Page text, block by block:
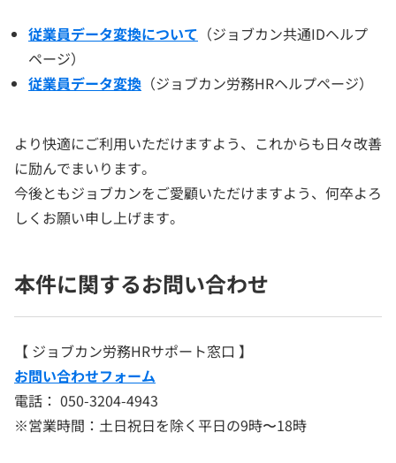
従業員データ変換について （ジョブカン共通IDヘルプ
ページ）
従業員データ変換 （ジョブカン労務HRヘルプページ）
より快適にご利用いただけますよう、これからも日々改善
に励んでまいります。
今後ともジョブカンをご愛顧いただけますよう、何卒よろ
しくお願い申し上げます。
本件に関するお問い合わせ
【 ジョブカン労務HRサポート窓口 】
お問い合わせフォーム
電話： 050-3204-4943
※営業時間：土日祝日を除く平日の9時〜18時